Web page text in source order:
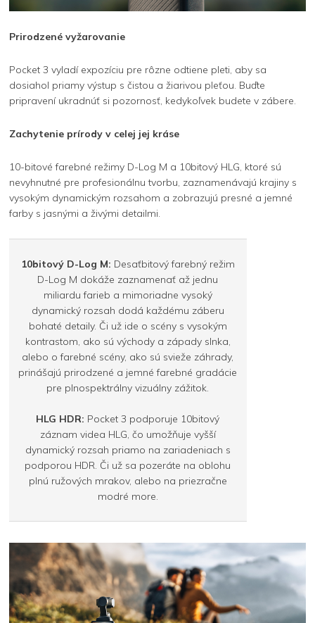
Prirodzené vyžarovanie
Pocket 3 vyladí expozíciu pre rôzne odtiene pleti, aby sa
dosiahol priamy výstup s čistou a žiarivou pleťou. Buďte
pripravení ukradnúť si pozornosť, kedykoľvek budete v zábere.
Zachytenie prírody v celej jej kráse
10-bitové farebné režimy D-Log M a 10bitový HLG, ktoré sú
nevyhnutné pre profesionálnu tvorbu, zaznamenávajú krajiny s
vysokým dynamickým rozsahom a zobrazujú presné a jemné
farby s jasnými a živými detailmi.
10bitový D-Log M: Desaťbitový farebný režim
D-Log M dokáže zaznamenať až jednu
miliardu farieb a mimoriadne vysoký
dynamický rozsah dodá každému záberu
bohaté detaily. Či už ide o scény s vysokým
kontrastom, ako sú východy a západy slnka,
alebo o farebné scény, ako sú svieže záhrady,
prinášajú prirodzené a jemné farebné gradácie
pre plnospektrálny vizuálny zážitok.
HLG HDR: Pocket 3 podporuje 10bitový
záznam videa HLG, čo umožňuje vyšší
dynamický rozsah priamo na zariadeniach s
podporou HDR. Či už sa pozeráte na oblohu
plnú ružových mrakov, alebo na priezračne
modré more.